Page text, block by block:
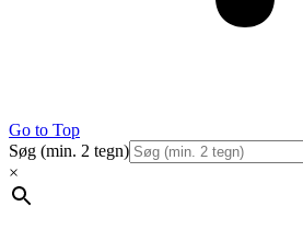
Go to Top
Søg (min. 2 tegn)
×